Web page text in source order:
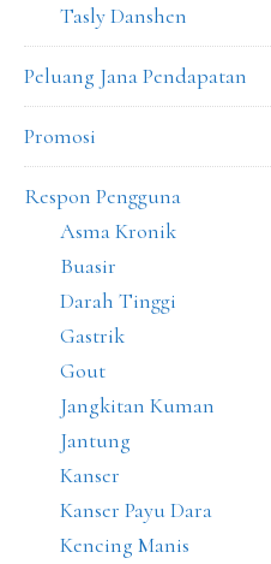
Tasly Danshen
Peluang Jana Pendapatan
Promosi
Respon Pengguna
Asma Kronik
Buasir
Darah Tinggi
Gastrik
Gout
Jangkitan Kuman
Jantung
Kanser
Kanser Payu Dara
Kencing Manis